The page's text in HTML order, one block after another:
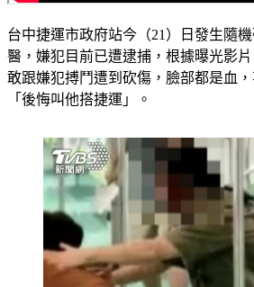
台中捷運市政府站今（21）日發生隨
醫，嫌犯目前已遭逮捕，根據曝光影
敢跟嫌犯搏鬥遭到砍傷，臉部都是血
「後悔叫他搭捷運」。